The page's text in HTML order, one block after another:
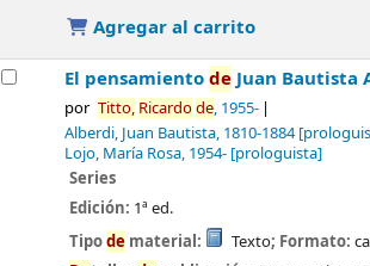
Agregar al carrito
El pensamientode Juan Bautista
por Titto, Ricardode, 1955-
Alberdi, Juan Bautista, 1810-1884
Lojo, María Rosa, 1954- [prologuista]
Series
Edición: 1ª ed.
Tipode material: Texto; Formato: